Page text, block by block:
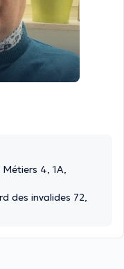
4, 1A,
des invalides 72,